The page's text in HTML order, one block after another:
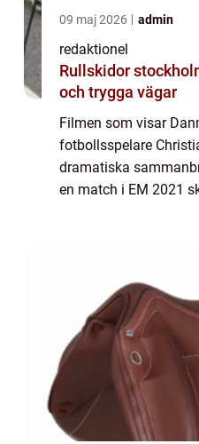
09 maj 2026 admin
redaktionel
Rullskidor stockholm träning,
och trygga vägar
Filmen som visar
fotbollsspelare
dramatiska
en match i EM 2021